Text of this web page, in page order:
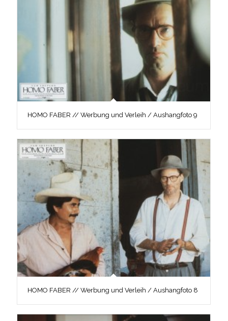
HOMO FABER // Werbung und Verleih / Aushangfoto 9
HOMO FABER // Werbung und Verleih / Aushangfoto 8